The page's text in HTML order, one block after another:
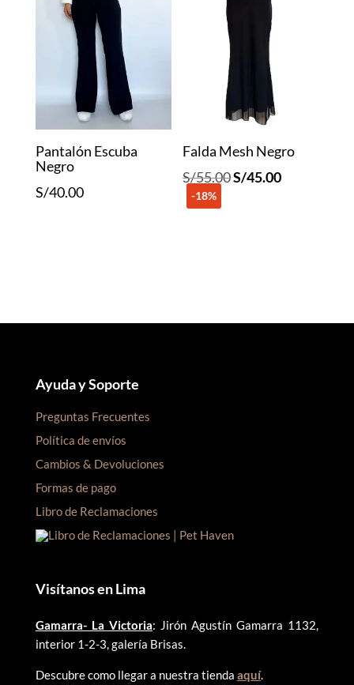
Pantalón Escuba
Negro
S/40.00
Falda Mesh Negro
S/55.00El
S/45.00El
-18%
Ayuda y Soporte
Preguntas Frecuentes
Política de envíos
Cambios & Devoluciones
Formas de pago
Libro de Reclamaciones
Visítanos en Lima
Gamarra- La Victoria: Jirón Agustín Gamarra 1132,
interior 1-2-3, galería Brisas.
Descubre como llegar a nuestra tienda aquí.